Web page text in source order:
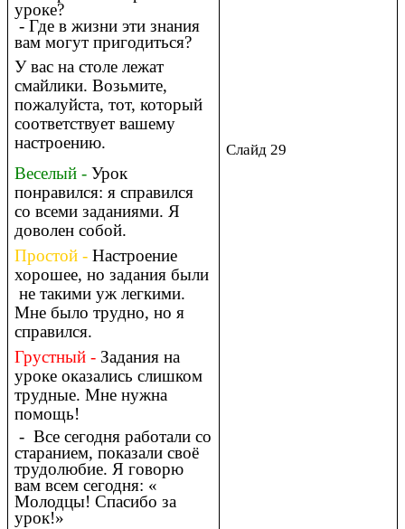
уроке?
- Где в жизни эти знания
вам могут пригодиться?
У вас на столе лежат
смайлики. Возьмите,
пожалуйста, тот, который
соответствует вашему
настроению.
Веселый -Урок
понравился: я справился
со всеми заданиями. Я
доволен собой.
Простой -Настроение
хорошее, но задания были
не такими уж легкими.
Мне было трудно, но я
справился.
Грустный - Задания на
уроке оказались слишком
трудные. Мне нужна
помощь!
- Все сегодня работали со
старанием, показали своё
трудолюбие. Я говорю
вам всем сегодня: «
Молодцы! Спасибо за
урок!»
Слайд 29